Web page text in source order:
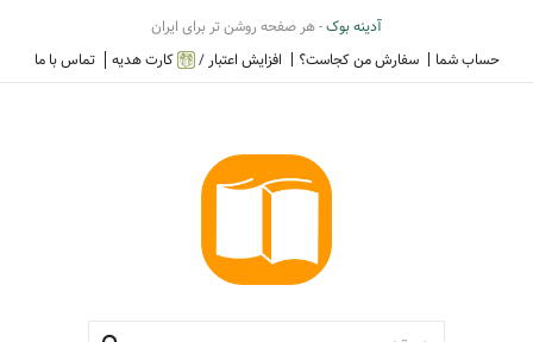
آدینه بوک- هر صفحه روشن تر برای ایران
حساب شما
سفارش من کجاست؟ افزایش اعتبار / کارت هدیه تماس با ما